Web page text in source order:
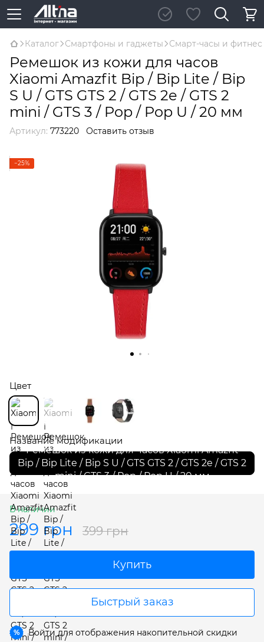
Каталог Смартфоны и гаджеты Смарт-часы и
Ремешок из кожи для часов
Xiaomi Amazfit Bip / Bip Lite / Bip
S U / GTS GTS 2 / GTS 2e / GTS 2
mini / GTS 3 / Pop / Pop U / 20 мм
Артикул: 773220 Оставить отзыв
−25%
Цвет
Название модификации
Ремешок из кожи для часов Xiaomi Amazfit
Bip / Bip Lite / Bip S U / GTS GTS 2 / GTS 2e / GTS 2
mini / GTS 3 / Pop / Pop U / 20 мм
В наличии
299 грн 399 грн
Купить
Быстрый заказ
% Войти для отображения накопительной скидки